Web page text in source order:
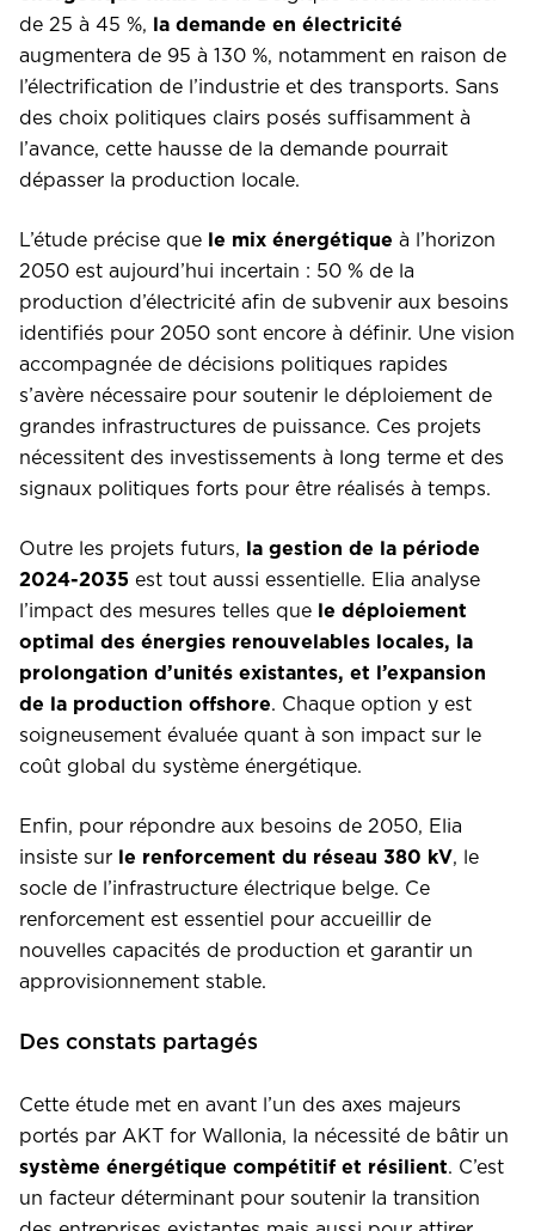
de 25 à 45 %,
la demande en électricité
augmentera de 95 à 130 %, notamment en raison de
l’électrification de l’industrie et des transports. Sans
des choix politiques clairs posés suffisamment à
l’avance, cette hausse de la demande pourrait
dépasser la production locale.
L’étude précise que le mix énergétique à l’horizon
2050 est aujourd’hui incertain : 50 % de la
production d’électricité afin de subvenir aux besoins
identifiés pour 2050 sont encore à définir. Une vision
accompagnée de décisions politiques rapides
s’avère nécessaire pour soutenir le déploiement de
grandes infrastructures de puissance. Ces projets
nécessitent des investissements à long terme et des
signaux politiques forts pour être réalisés à temps.
Outre les projets futurs,
la gestion de la période
2024-2035 est tout aussi essentielle. Elia analyse
l’impact des mesures telles que
le déploiement
optimal des énergies renouvelables locales, la
prolongation d’unités existantes, et l’expansion
de la production offshore. Chaque option y est
soigneusement évaluée quant à son impact sur le
coût global du système énergétique.
Enfin, pour répondre aux besoins de 2050, Elia
insiste sur
le renforcement du réseau 380 kV, le
socle de l’infrastructure électrique belge. Ce
renforcement est essentiel pour accueillir de
nouvelles capacités de production et garantir un
approvisionnement stable.
Des constats partagés
Cette étude met en avant l’un des axes majeurs
portés par AKT for Wallonia, la nécessité de bâtir un
système énergétique compétitif et résilient. C’est
un facteur déterminant pour soutenir la transition